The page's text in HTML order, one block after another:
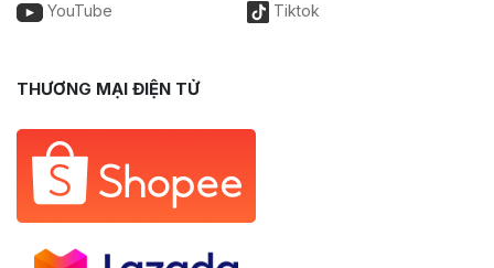
YouTube Tiktok
THƯƠNG MẠI ĐIỆN TỬ